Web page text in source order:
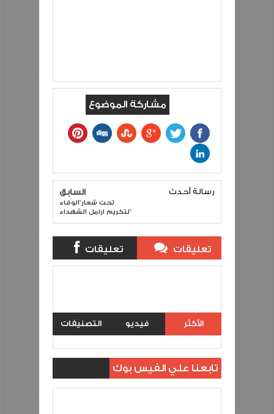
مشاركة الموضوع
رسالة أحدث السابق
تحت شعار"الوفاء
لتكريم ارامل الشهداء"
تعليقات
تعليقات
الأكثر
مشاهدة
فيديو التصنيفات
تابعنا علي الفيس بوك